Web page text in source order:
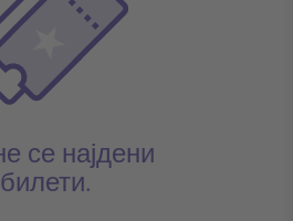
се најдени
билети.